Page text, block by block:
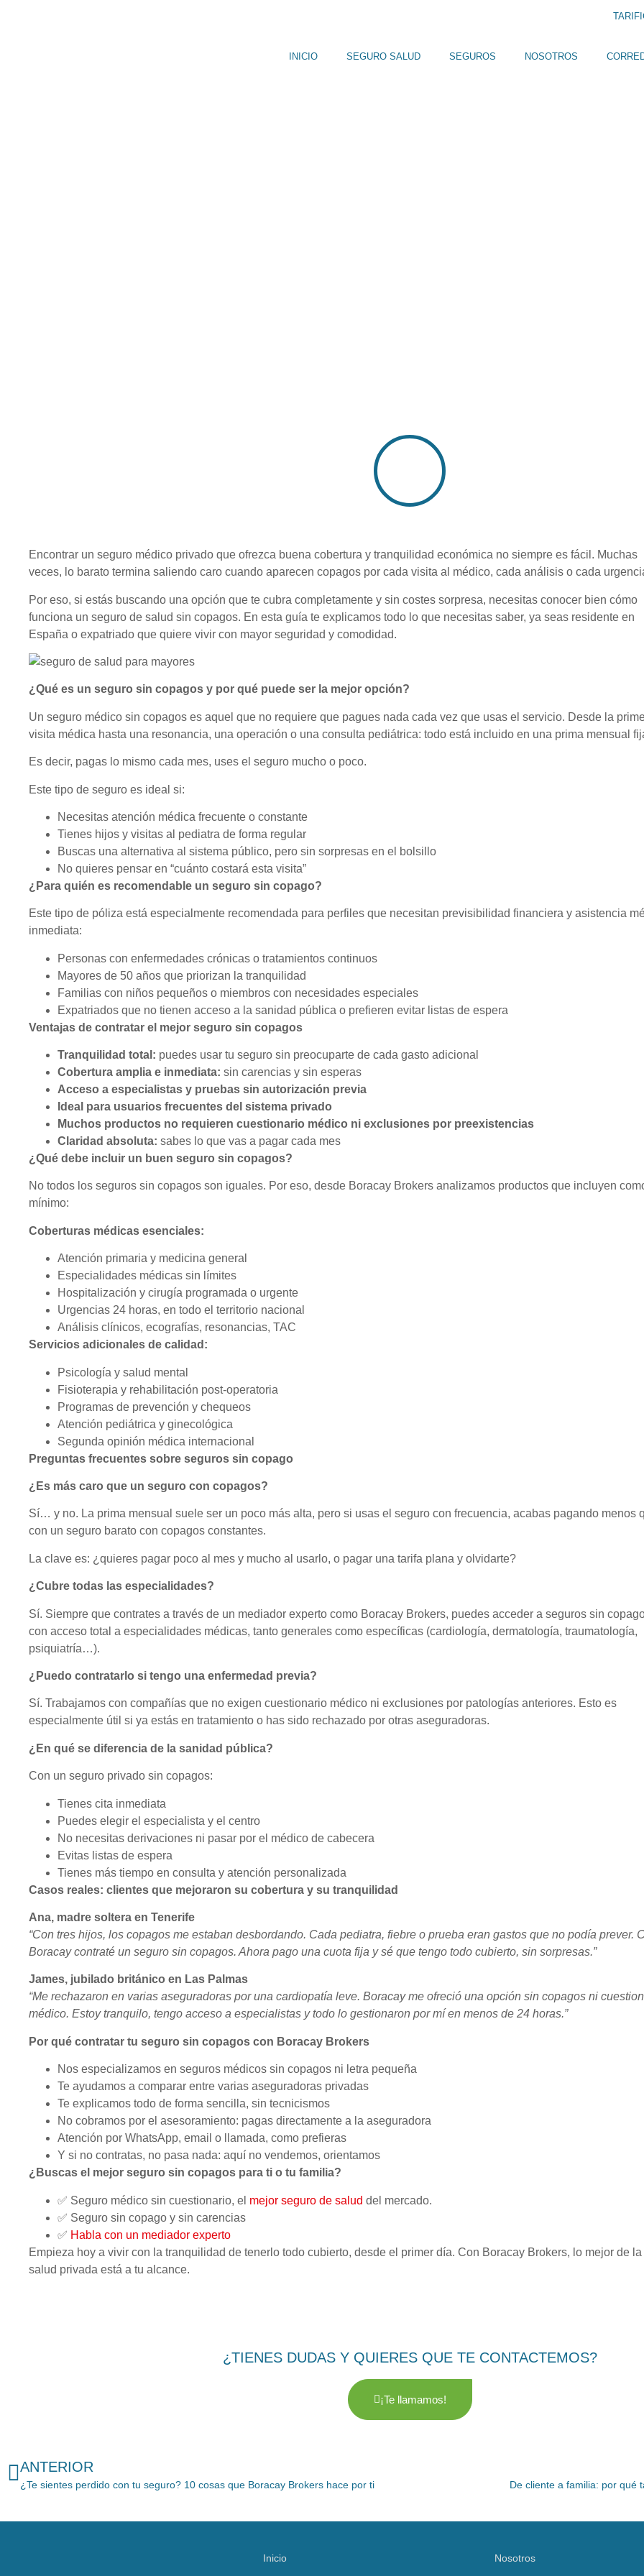
INICIO SEGURO SALUD SEGUROS NOSOTROS
Encontrar un seguro médico privado que ofrezca buena cobertura y tranquilidad económica no siempre es fácil. Muchas
veces, lo barato termina saliendo caro cuando aparecen copagos por cada visita al médico, cada análisis o cada
Por eso, si estás buscando una opción que te cubra completamente y sin costes sorpresa, necesitas conocer bien cómo
funciona un seguro de salud sin copagos. En esta guía te explicamos todo lo que necesitas saber, ya seas residente en
España o expatriado que quiere vivir con mayor seguridad y comodidad.
¿Qué es un seguro sin copagos y por qué puede ser la mejor opción?
Un seguro médico sin copagos es aquel que no requiere que pagues nada cada vez que usas el servicio. Desde la
visita médica hasta una resonancia, una operación o una consulta pediátrica: todo está incluido en una prima mensual
Es decir, pagas lo mismo cada mes, uses el seguro mucho o poco.
Este tipo de seguro es ideal si:
Necesitas atención médica frecuente o constante
Tienes hijos y visitas al pediatra de forma regular
Buscas una alternativa al sistema público, pero sin sorpresas en el bolsillo
No quieres pensar en “cuánto costará esta visita”
¿Para quién es recomendable un seguro sin copago?
Este tipo de póliza está especialmente recomendada para perfiles que necesitan previsibilidad financiera y asistencia
inmediata:
Personas con enfermedades crónicas o tratamientos continuos
Mayores de 50 años que priorizan la tranquilidad
Familias con niños pequeños o miembros con necesidades especiales
Expatriados que no tienen acceso a la sanidad pública o prefieren evitar listas de espera
Ventajas de contratar el mejor seguro sin copagos
Tranquilidad total: puedes usar tu seguro sin preocuparte de cada gasto adicional
Cobertura amplia e inmediata: sin carencias y sin esperas
Acceso a especialistas y pruebas sin autorización previa
Ideal para usuarios frecuentes del sistema privado
Muchos productos no requieren cuestionario médico ni exclusiones por preexistencias
Claridad absoluta: sabes lo que vas a pagar cada mes
¿Qué debe incluir un buen seguro sin copagos?
No todos los seguros sin copagos son iguales. Por eso, desde Boracay Brokers analizamos productos que incluyen
mínimo:
Coberturas médicas esenciales:
Atención primaria y medicina general
Especialidades médicas sin límites
Hospitalización y cirugía programada o urgente
Urgencias 24 horas, en todo el territorio nacional
Análisis clínicos, ecografías, resonancias, TAC
Servicios adicionales de calidad:
Psicología y salud mental
Fisioterapia y rehabilitación post-operatoria
Programas de prevención y chequeos
Atención pediátrica y ginecológica
Segunda opinión médica internacional
Preguntas frecuentes sobre seguros sin copago
¿Es más caro que un seguro con copagos?
Sí… y no. La prima mensual suele ser un poco más alta, pero si usas el seguro con frecuencia, acabas pagando menos
con un seguro barato con copagos constantes.
La clave es: ¿quieres pagar poco al mes y mucho al usarlo, o pagar una tarifa plana y olvidarte?
¿Cubre todas las especialidades?
Sí. Siempre que contrates a través de un mediador experto como Boracay Brokers, puedes acceder a seguros sin
con acceso total a especialidades médicas, tanto generales como específicas (cardiología, dermatología, traumatología,
psiquiatría…).
¿Puedo contratarlo si tengo una enfermedad previa?
Sí. Trabajamos con compañías que no exigen cuestionario médico ni exclusiones por patologías anteriores. Esto es
especialmente útil si ya estás en tratamiento o has sido rechazado por otras aseguradoras.
¿En qué se diferencia de la sanidad pública?
Con un seguro privado sin copagos:
Tienes cita inmediata
Puedes elegir el especialista y el centro
No necesitas derivaciones ni pasar por el médico de cabecera
Evitas listas de espera
Tienes más tiempo en consulta y atención personalizada
Casos reales: clientes que mejoraron su cobertura y su tranquilidad
Ana, madre soltera en Tenerife
“Con tres hijos, los copagos me estaban desbordando. Cada pediatra, fiebre o prueba eran gastos que no podía prever.
Boracay contraté un seguro sin copagos. Ahora pago una cuota fija y sé que tengo todo cubierto, sin sorpresas.”
James, jubilado británico en Las Palmas
“Me rechazaron en varias aseguradoras por una cardiopatía leve. Boracay me ofreció una opción sin copagos ni
médico. Estoy tranquilo, tengo acceso a especialistas y todo lo gestionaron por mí en menos de 24 horas.”
Por qué contratar tu seguro sin copagos con Boracay Brokers
Nos especializamos en seguros médicos sin copagos ni letra pequeña
Te ayudamos a comparar entre varias aseguradoras privadas
Te explicamos todo de forma sencilla, sin tecnicismos
No cobramos por el asesoramiento: pagas directamente a la aseguradora
Atención por WhatsApp, email o llamada, como prefieras
Y si no contratas, no pasa nada: aquí no vendemos, orientamos
¿Buscas el mejor seguro sin copagos para ti o tu familia?
✅ Seguro médico sin cuestionario, el mejor seguro de salud del mercado.
✅ Seguro sin copago y sin carencias
✅ Habla con un mediador experto
Empieza hoy a vivir con la tranquilidad de tenerlo todo cubierto, desde el primer día. Con Boracay Brokers, lo mejor de la
salud privada está a tu alcance.
¿TIENES DUDAS Y QUIERES QUE TE CONTACTEMOS?
¡Te llamamos!
ANTERIOR
¿Te sientes perdido con tu seguro? 10 cosas que Boracay Brokers hace por ti De cliente a familia: por qué
Inicio
Nosotros